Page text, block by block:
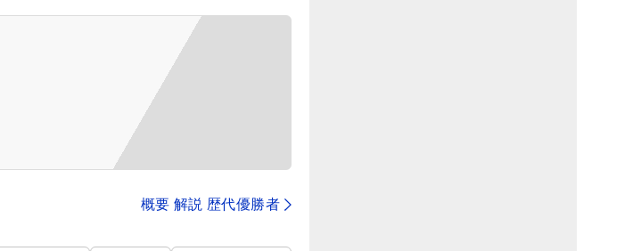
概要 解説 歴代優勝者